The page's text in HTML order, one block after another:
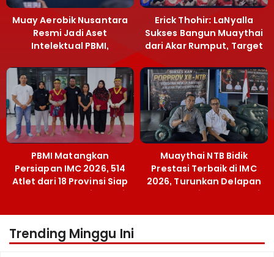
Muay Aerobik Nusantara
Resmi Jadi Aset
Intelektual PBMI,
Terobosan Bangun
Grassroots
Erick Thohir: LaNyalla
Sukses Bangun Muaythai
dari Akar Rumput, Target
PBMI Matangkan
Persiapan IMC 2026, 514
Atlet dari 18 Provinsi Siap
Berlaga Besok di Bekasi
Muaythai NTB Bidik
Prestasi Terbaik di IMC
2026, Turunkan Delapan
Atlet ke Kejurnas Bekasi
Trending Minggu Ini